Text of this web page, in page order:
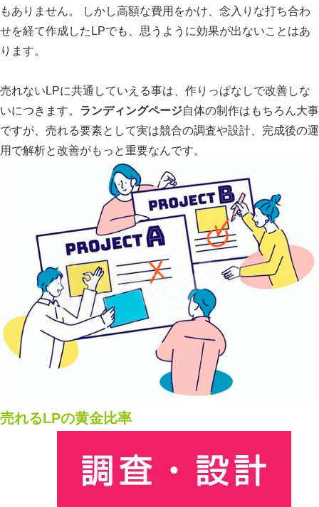
もありません。 しかし高額な費用をかけ、念入りな打ち合わ
せを経て作成したLPでも、思うように効果が出ないことはあ
ります。
売れないLPに共通していえる事は、作りっぱなしで改善しな
いにつきます。 ランディングページ自体の制作はもちろん大事
ですが、売れる要素として実は競合の調査や設計、完成後の運
用で解析と改善がもっと重要なんです。
売れるLPの黄金比率